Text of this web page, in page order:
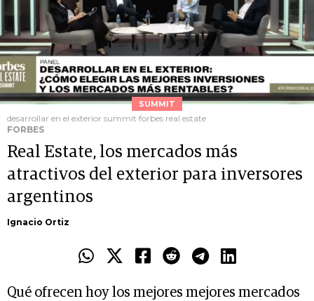
SUMMIT
desarrollar en el exterior summit forbes real estate
FORBES
Real Estate, los mercados más
atractivos del exterior para inversores
argentinos
Ignacio Ortiz
Qué ofrecen hoy los mejores mejores mercados